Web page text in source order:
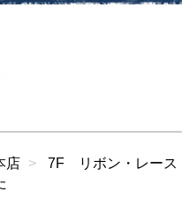
店
7F リボン・レース